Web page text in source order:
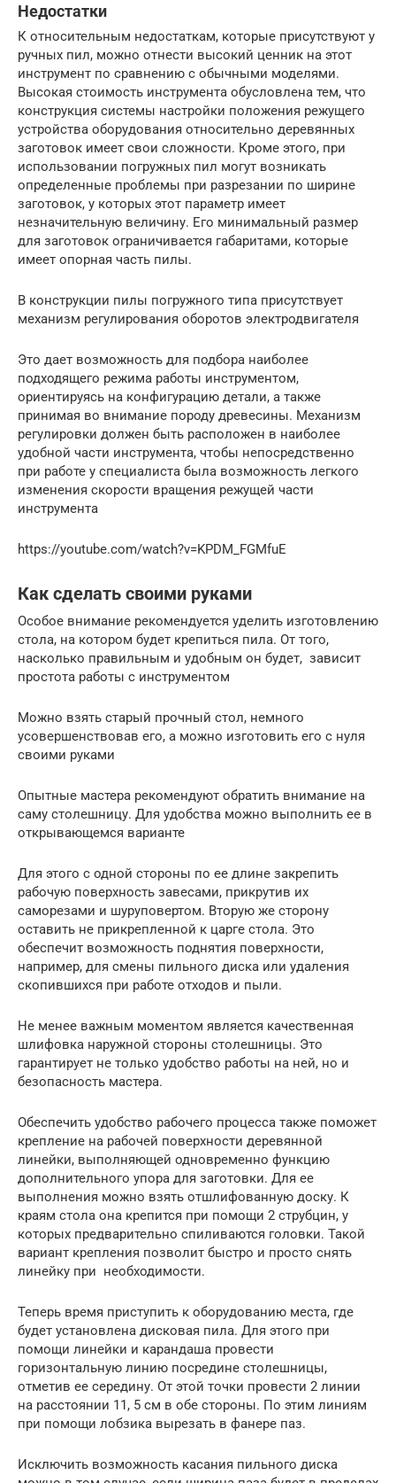
Недостатки
К относительным недостаткам, которые присутствуют у
ручных пил, можно отнести высокий ценник на этот
инструмент по сравнению с обычными моделями.
Высокая стоимость инструмента обусловлена тем, что
конструкция системы настройки положения режущего
устройства оборудования относительно деревянных
заготовок имеет свои сложности. Кроме этого, при
использовании погружных пил могут возникать
определенные проблемы при разрезании по ширине
заготовок, у которых этот параметр имеет
незначительную величину. Его минимальный размер
для заготовок ограничивается габаритами, которые
имеет опорная часть пилы.
В конструкции пилы погружного типа присутствует
механизм регулирования оборотов электродвигателя
Это дает возможность для подбора наиболее
подходящего режима работы инструментом,
ориентируясь на конфигурацию детали, а также
принимая во внимание породу древесины. Механизм
регулировки должен быть расположен в наиболее
удобной части инструмента, чтобы непосредственно
при работе у специалиста была возможность легкого
изменения скорости вращения режущей части
инструмента
https://youtube.com/watch?v=KPDM_FGMfuE
Как сделать своими руками
Особое внимание рекомендуется уделить изготовлению
стола, на котором будет крепиться пила. От того,
насколько правильным и удобным он будет, зависит
простота работы с инструментом
Можно взять старый прочный стол, немного
усовершенствовав его, а можно изготовить его с нуля
своими руками
Опытные мастера рекомендуют обратить внимание на
саму столешницу. Для удобства можно выполнить ее в
открывающемся варианте
Для этого с одной стороны по ее длине закрепить
рабочую поверхность завесами, прикрутив их
саморезами и шуруповертом. Вторую же сторону
оставить не прикрепленной к царге стола. Это
обеспечит возможность поднятия поверхности,
например, для смены пильного диска или удаления
скопившихся при работе отходов и пыли.
Не менее важным моментом является качественная
шлифовка наружной стороны столешницы. Это
гарантирует не только удобство работы на ней, но и
безопасность мастера.
Обеспечить удобство рабочего процесса также поможет
крепление на рабочей поверхности деревянной
линейки, выполняющей одновременно функцию
дополнительного упора для заготовки. Для ее
выполнения можно взять отшлифованную доску. К
краям стола она крепится при помощи 2 струбцин, у
которых предварительно спиливаются головки. Такой
вариант крепления позволит быстро и просто снять
линейку при необходимости.
Теперь время приступить к оборудованию места, где
будет установлена дисковая пила. Для этого при
помощи линейки и карандаша провести
горизонтальную линию посредине столешницы,
отметив ее середину. От этой точки провести 2 линии
на расстоянии 11, 5 см в обе стороны. По этим линиям
при помощи лобзика вырезать в фанере паз.
Исключить возможность касания пильного диска